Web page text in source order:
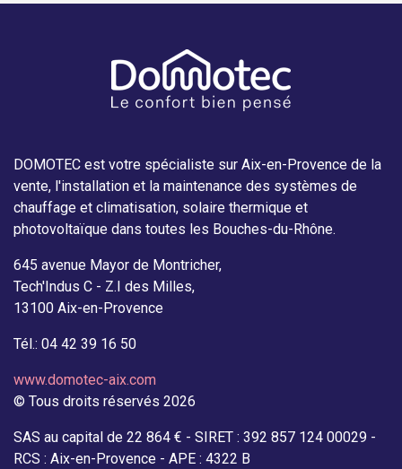
DOMOTEC est votre spécialiste sur Aix-en-Provence de la
vente, l'installation et la maintenance des systèmes de
chauffage et climatisation, solaire thermique et
photovoltaïque dans toutes les Bouches-du-Rhône.
645 avenue Mayor de Montricher,
Tech'Indus C - Z.I des Milles,
13100 Aix-en-Provence
Tél.: 04 42 39 16 50
www.domotec-aix.com
© Tous droits réservés 2026
SAS au capital de 22 864 € - SIRET : 392 857 124 00029 -
RCS : Aix-en-Provence - APE : 4322 B